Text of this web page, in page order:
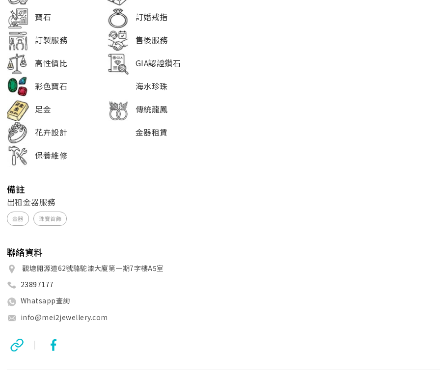
寶石
訂婚戒指
訂製服務
售後服務
高性價比
GIA認證鑽石
彩色寶石
海水珍珠
足金
傳統龍鳳
花卉設計
金器租賃
保養維修
備註
出租金器服務
金器 珠寶首飾
聯絡資料
觀塘開源道62號駱駝漆大廈第一期7字樓A5室
23897177
Whatsapp查詢
info@mei2jewellery.com
|